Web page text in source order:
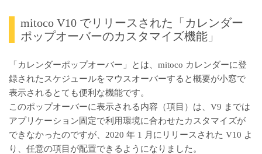
mitoco V10 でリリースされた「カレンダー
ポップオーバーのカスタマイズ機能」
「カレンダーポップオーバー」とは、mitoco カレンダーに登
録されたスケジュールをマウスオーバーすると概要が小窓で
表示されるとても便利な機能です。
このポップオーバーに表示される内容（項目）は、V9 までは
アプリケーション固定で利用環境に合わせたカスタマイズが
できなかったのですが、2020 年 1 月にリリースされた V10 よ
り、任意の項目が配置できるようになりました。